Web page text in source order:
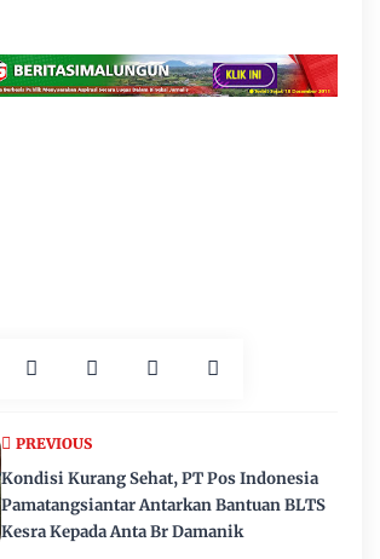
PREVIOUS
Kondisi Kurang Sehat, PT Pos Indonesia
Pamatangsiantar Antarkan Bantuan BLTS
Kesra Kepada Anta Br Damanik